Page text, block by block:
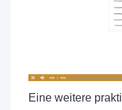
Eine weitere